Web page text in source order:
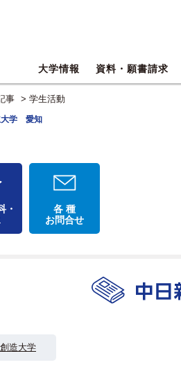
大学情報 資料・願書請求
事 > 学生活動
大学 愛知
・
各 種
お問合せ
造大学